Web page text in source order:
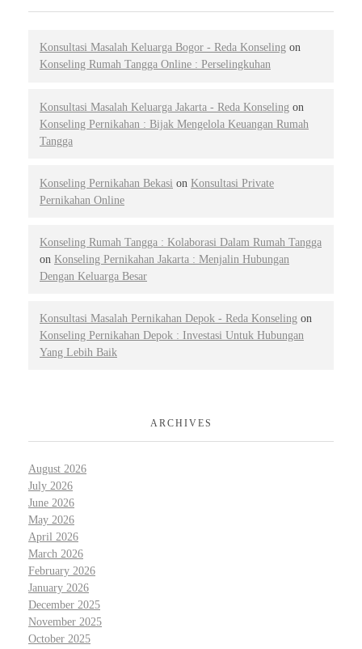
Konsultasi Masalah Keluarga Bogor - Reda Konseling on
Konseling Rumah Tangga Online : Perselingkuhan
Konsultasi Masalah Keluarga Jakarta - Reda Konseling on
Konseling Pernikahan : Bijak Mengelola Keuangan Rumah
Tangga
Konseling Pernikahan Bekasi on Konsultasi Private
Pernikahan Online
Konseling Rumah Tangga : Kolaborasi Dalam Rumah Tangga
on Konseling Pernikahan Jakarta : Menjalin Hubungan
Dengan Keluarga Besar
Konsultasi Masalah Pernikahan Depok - Reda Konseling on
Konseling Pernikahan Depok : Investasi Untuk Hubungan
Yang Lebih Baik
ARCHIVES
August 2026
July 2026
June 2026
May 2026
April 2026
March 2026
February 2026
January 2026
December 2025
November 2025
October 2025